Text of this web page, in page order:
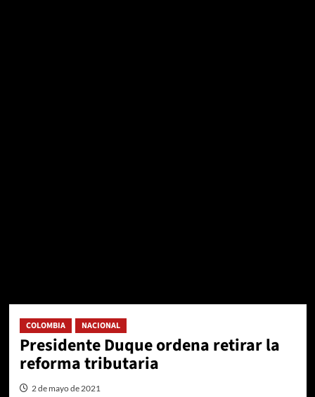
COLOMBIA NACIONAL
Presidente Duque ordena retirar la
reforma tributaria
2 de mayo de 2021